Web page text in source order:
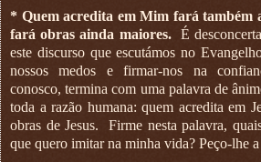
* Quem acredita em Mim fará também
fará obras ainda maiores. É
este discurso que escutámos no
nossos medos e firmar-nos na
conosco, termina com uma palavra de
toda a razão humana: quem acredita em
obras de Jesus.
Firme nesta palavra,
que quero imitar na minha vida? Peço-lhe